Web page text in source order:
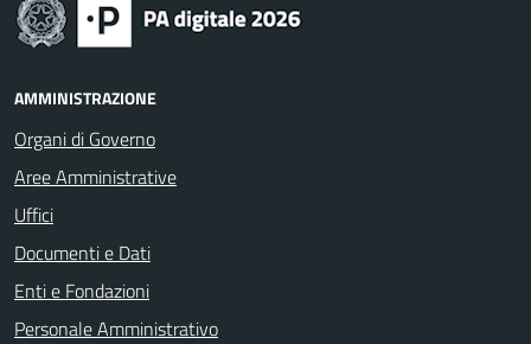
AMMINISTRAZIONE
Organi di Governo
Aree Amministrative
Uffici
Documenti e Dati
Enti e Fondazioni
Personale Amministrativo